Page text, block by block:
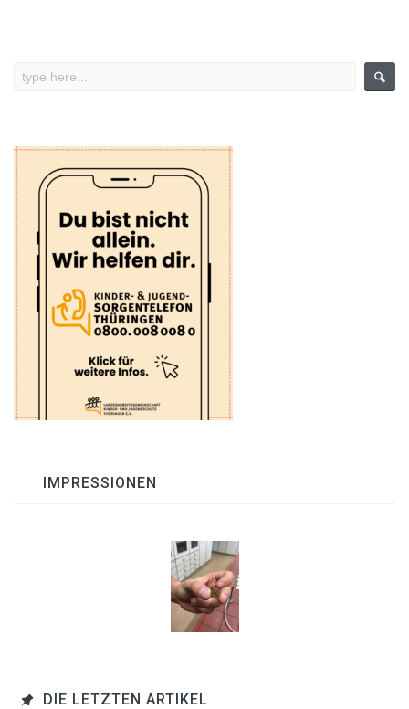
IMPRESSIONEN
DIE LETZTEN ARTIKEL